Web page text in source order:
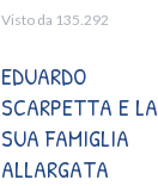
Visto da 135.292
EDUARDO
SCARPETTA E LA
SUA FAMIGLIA
ALLARGATA